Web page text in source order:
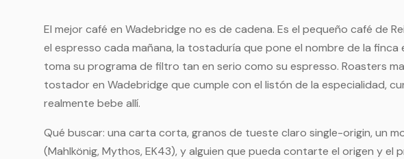
El mejor café en Wadebridge no es de cadena. Es el pequeño café de
el espresso cada mañana, la tostaduría que pone el nombre de la finca
toma su programa de filtro tan en serio como su espresso. Roasters
tostador en Wadebridge que cumple con el listón de la especialidad,
realmente bebe allí.
Qué buscar: una carta corta, granos de tueste claro single-origin, un
(Mahlkönig, Mythos, EK43), y alguien que pueda contarte el origen y el